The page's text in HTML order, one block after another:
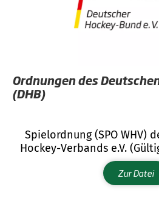
Ordnungen des
(DHB)
Spielordnung (SPO WHV)
Hockey-Verbands e.V.
Zur Datei